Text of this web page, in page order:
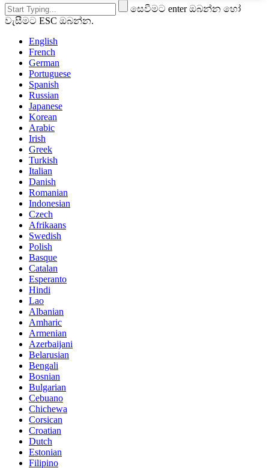
සෙවීමට enter ඔබන්න හෝ
වැසීමට ESC ඔබන්න.
English
French
German
Portuguese
Spanish
Russian
Japanese
Korean
Arabic
Irish
Greek
Turkish
Italian
Danish
Romanian
Indonesian
Czech
Afrikaans
Swedish
Polish
Basque
Catalan
Esperanto
Hindi
Lao
Albanian
Amharic
Armenian
Azerbaijani
Belarusian
Bengali
Bosnian
Bulgarian
Cebuano
Chichewa
Corsican
Croatian
Dutch
Estonian
Filipino